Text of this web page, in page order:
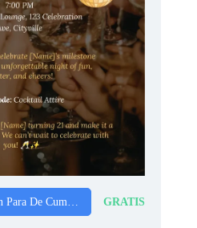
Plantilla De Invitación Para De Cumpleaños GRATIS